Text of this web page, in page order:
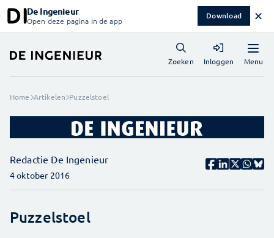
De Ingenieur
Open deze pagina in de app Download ✕
Menu
Zoeken Inloggen
Home Artikelen Puzzelstoel
Redactie De Ingenieur
4 oktober 2016
Puzzelstoel